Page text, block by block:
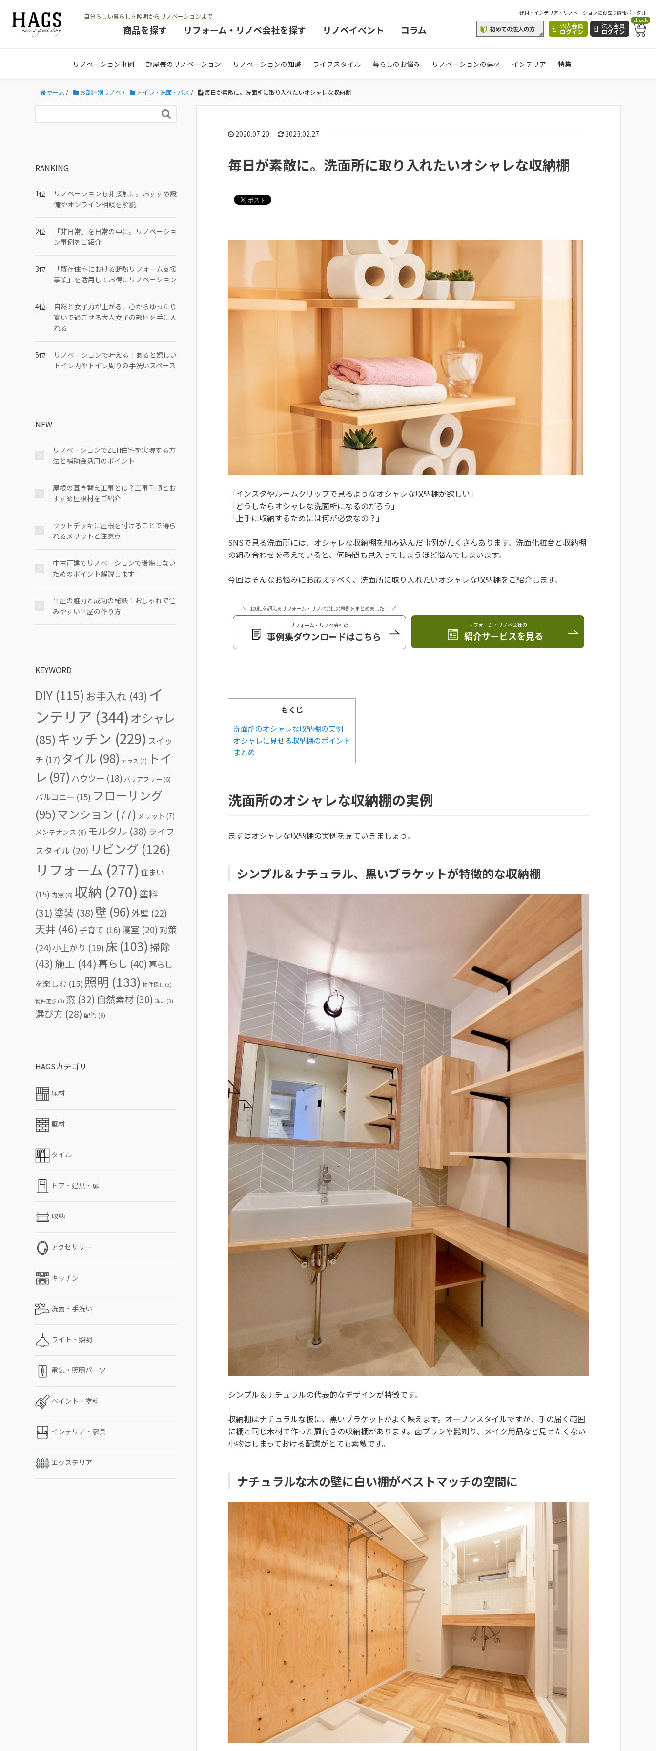
自分らしい暮らしを照明からリノベーションまで
商品を探す リフォーム・リノベ会社を探す リノベイベント コラム
建材・インテリア・リノベーションに役立つ情報ポータル
個人会員
ログイン
法人会員
ログイン
check
リノベーション事例 部屋毎のリノベーション リノベーションの知識 ライフスタイル 暮らしのお悩み リノベーションの建材 インテリア 特集
ホーム / お部屋別リノベ / トイレ・洗面・バス / 毎日が素敵に。洗面所に取り入れたいオシャレな収納棚
2020.07.20 2023.02.27
毎日が素敵に。洗面所に取り入れたいオシャレな収納棚
「インスタやルームクリップで見るようなオシャレな収納棚が欲しい」
「どうしたらオシャレな洗面所になるのだろう」
「上手に収納するためには何が必要なの？」
SNSで見る洗面所には、オシャレな収納棚を組み込んだ事例がたくさんあります。洗面化粧台と収納棚
の組み合わせを考えていると、何時間も見入ってしまうほど悩んでしまいます。
今回はそんなお悩みにお応えすべく、洗面所に取り入れたいオシャレな収納棚をご紹介します。
100社を超えるリフォーム・リノベ会社の事例をまとめました！
リフォーム・リノベ会社の
事例集ダウンロードはこちら
リフォーム・リノベ会社の
紹介サービスを見る
もくじ
洗面所のオシャレな収納棚の実例
オシャレに見せる収納棚のポイント
まとめ
洗面所のオシャレな収納棚の実例
まずはオシャレな収納棚の実例を見ていきましょう。
シンプル＆ナチュラル、黒いブラケットが特徴的な収納棚
シンプル＆ナチュラルの代表的なデザインが特徴です。
収納棚はナチュラルな板に、黒いブラケットがよく映えます。オープンスタイルですが、手の届く範囲
に棚と同じ木材で作った扉付きの収納棚があります。歯ブラシや髭剃り、メイク用品など見せたくない
小物はしまっておける配慮がとても素敵です。
ナチュラルな木の壁に白い棚がベストマッチの空間に

RANKING
リノベーションも非接触に。おすすめ設
備やオンライン相談を解説
「非日常」を日常の中に。リノベーショ
ン事例をご紹介
「既存住宅における断熱リフォーム支援
事業」を活用してお得にリノベーション
自然と女子力が上がる、心からゆったり
寛いで過ごせる大人女子の部屋を手に入
れる
リノベーションで叶える！あると嬉しい
トイレ内やトイレ周りの手洗いスペース
NEW
リノベーションでZEH住宅を実現する方
法と補助金活用のポイント
屋根の葺き替え工事とは？工事手順とお
すすめ屋根材をご紹介
ウッドデッキに屋根を付けることで得ら
れるメリットと注意点
中古戸建てリノベーションで後悔しない
ためのポイント解説します
平屋の魅力と成功の秘訣！おしゃれで住
みやすい平屋の作り方
KEYWORD
DIY (115) お手入れ (43) イ
ンテリア (344) オシャレ
(85) キッチン (229) スイッ
チ (17) タイル (98) テラス (4)
トイ
レ (97) ハウツー (18) バリアフリー (6)
バルコニー (15) フローリング
(95)マンション (77) メリット (7)
メンテナンス (8) モルタル (38) ライフ
スタイル (20) リビング (126)
リフォーム (277) 住まい
(15) 内窓(6) 収納 (270) 塗料
(31) 塗装 (38) 壁 (96)外壁 (22)
天井 (46) 子育て (16)寝室 (20) 対策
(24)小上がり (19) 床 (103)掃除
(43) 施工 (44) 暮らし (40) 暮らし
を楽しむ (15) 照明 (133) 物件探し (3)
物件選び (3) 窓 (32) 自然素材 (30) 違い (3)
選び方 (28) 配管(6)
HAGSカテゴリ
床材
壁材
タイル
ドア・建具・扉
収納
アクセサリー
キッチン
洗面・手洗い
ライト・照明
電気・照明パーツ
ペイント・塗料
インテリア・家具
エクステリア